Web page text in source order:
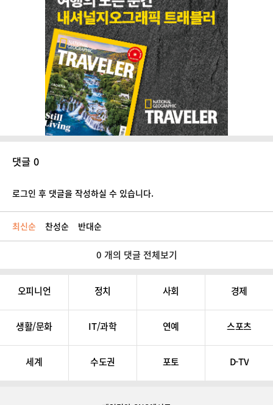
댓글 0
로그인 후 댓글을 작성하실 수 있습니다.
최신순 찬성순 반대순
0 개의 댓글 전체보기
오피니언 정치 사회 경제
생활/문화 IT/과학 연예 스포츠
세계 수도권 포토 D-TV